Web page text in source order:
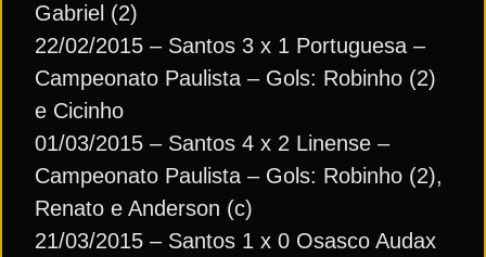
Gabriel (2)
22/02/2015 – Santos 3 x 1 Portuguesa –
Campeonato Paulista – Gols: Robinho (2)
e Cicinho
01/03/2015 – Santos 4 x 2 Linense –
Campeonato Paulista – Gols: Robinho (2),
Renato e Anderson (c)
21/03/2015 – Santos 1 x 0 Osasco Audax